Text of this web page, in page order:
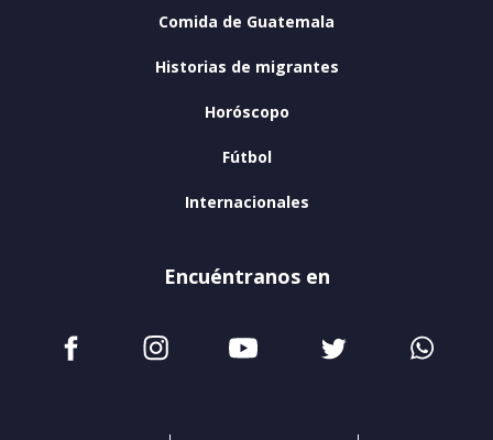
Comida de Guatemala
Historias de migrantes
Horóscopo
Fútbol
Internacionales
Encuéntranos en